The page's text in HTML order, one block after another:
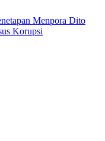
Menpora Dito
Korupsi